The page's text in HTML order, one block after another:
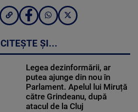
CITEȘTE ȘI...
Legea dezinformării, ar
putea ajunge din nou în
Parlament. Apelul lui Miruță
către Grindeanu, după
atacul de la Cluj